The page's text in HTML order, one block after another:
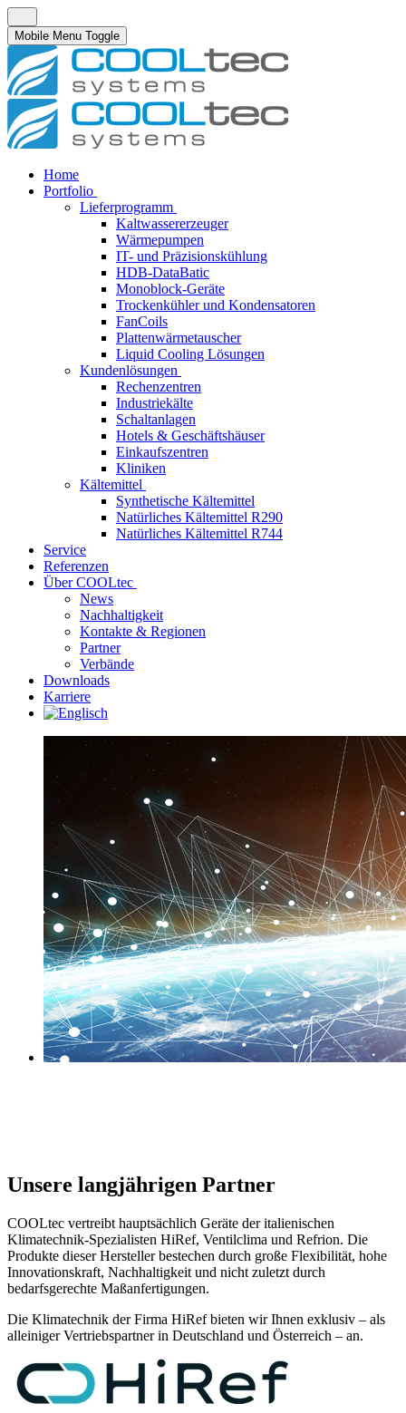
Mobile Menu Toggle
Home
Portfolio
Lieferprogramm
Kaltwassererzeuger
Wärmepumpen
IT- und Präzisionskühlung
HDB-DataBatic
Monoblock-Geräte
Trockenkühler und Kondensatoren
FanCoils
Plattenwärmetauscher
Liquid Cooling Lösungen
Kundenlösungen
Rechenzentren
Industriekälte
Schaltanlagen
Hotels & Geschäftshäuser
Einkaufszentren
Kliniken
Kältemittel
Synthetische Kältemittel
Natürliches Kältemittel R290
Natürliches Kältemittel R744
Service
Referenzen
Über COOLtec
News
Nachhaltigkeit
Kontakte & Regionen
Partner
Verbände
Downloads
Karriere
Unsere langjährigen Partner
COOLtec vertreibt hauptsächlich Geräte der italienischen
Klimatechnik-Spezialisten HiRef, Ventilclima und Refrion. Die
Produkte dieser Hersteller bestechen durch große Flexibilität, hohe
Innovationskraft, Nachhaltigkeit und nicht zuletzt durch
bedarfsgerechte Maßanfertigungen.
Die Klimatechnik der Firma HiRef bieten wir Ihnen exklusiv – als
alleiniger Vertriebspartner in Deutschland und Österreich – an.